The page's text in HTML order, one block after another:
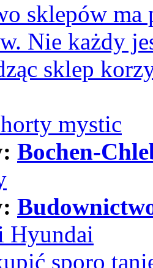
sklepów
Nie każdy
sklep
mystic
Bochen-
Hyundai
sporo